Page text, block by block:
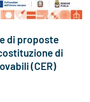
di proposte
di
(CER)